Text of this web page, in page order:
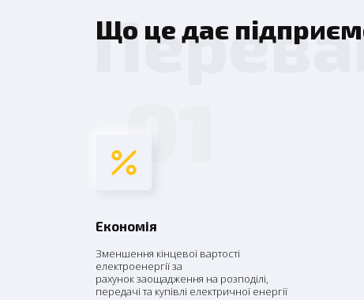
Що це дає
01
Економія
Зменшення кінцевої вартості
електроенергії за
рахунок заощадження на розподілі,
передачі та купівлі електричної енергії